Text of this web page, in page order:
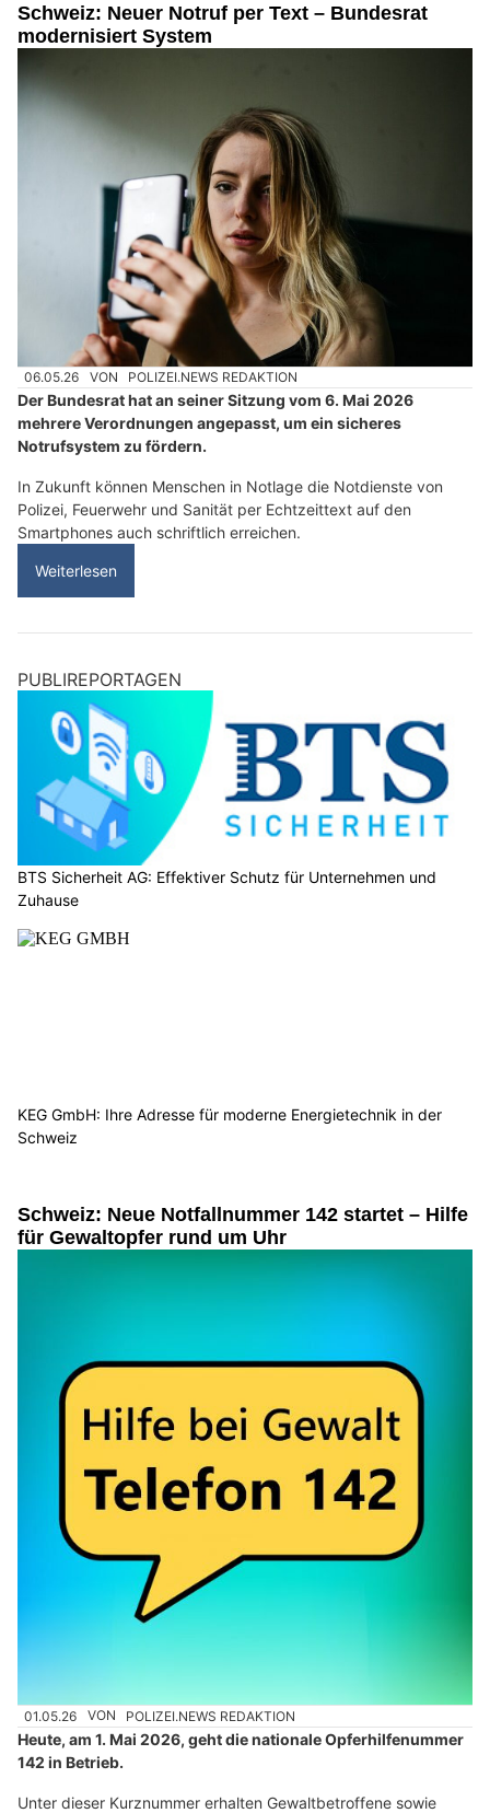
Schweiz: Neuer Notruf per Text – Bundesrat
modernisiert System
06.05.26 VON POLIZEI.NEWS REDAKTION
Der Bundesrat hat an seiner Sitzung vom 6. Mai 2026
mehrere Verordnungen angepasst, um ein sicheres
Notrufsystem zu fördern.
In Zukunft können Menschen in Notlage die Notdienste von
Polizei, Feuerwehr und Sanität per Echtzeittext auf den
Smartphones auch schriftlich erreichen.
Weiterlesen
PUBLIREPORTAGEN
BTS Sicherheit AG: Effektiver Schutz für Unternehmen und
Zuhause
KEG GmbH: Ihre Adresse für moderne Energietechnik in der
Schweiz
Schweiz: Neue Notfallnummer 142 startet – Hilfe
für Gewaltopfer rund um Uhr
01.05.26 VON POLIZEI.NEWS REDAKTION
Heute, am 1. Mai 2026, geht die nationale Opferhilfenummer
142 in Betrieb.
Unter dieser Kurznummer erhalten Gewaltbetroffene sowie